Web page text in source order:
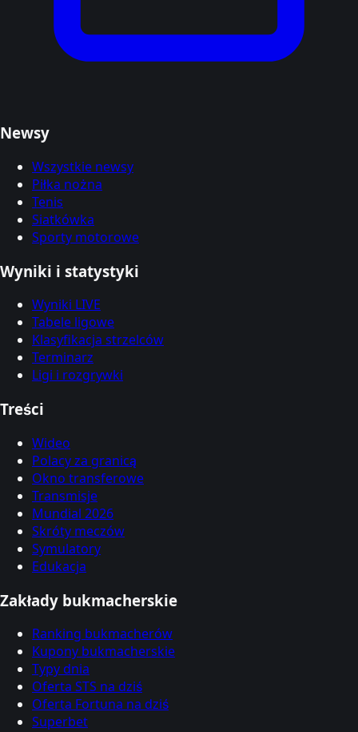
Newsy
Wszystkie newsy
Piłka nożna
Tenis
Siatkówka
Sporty motorowe
Wyniki i statystyki
Wyniki LIVE
Tabele ligowe
Klasyfikacja strzelców
Terminarz
Ligi i rozgrywki
Treści
Wideo
Polacy za granicą
Okno transferowe
Transmisje
Mundial 2026
Skróty meczów
Symulatory
Edukacja
Zakłady bukmacherskie
Ranking bukmacherów
Kupony bukmacherskie
Typy dnia
Oferta STS na dziś
Oferta Fortuna na dziś
Superbet